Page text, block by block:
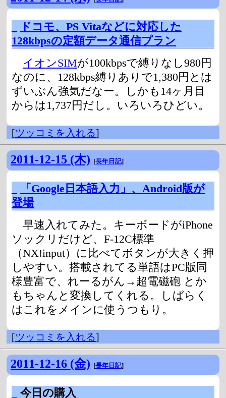
ドコモ、PS Vitaなどに対応した
128kbpsの定額データ通信プラン
イオンSIMが100kbpsで縛りなし980円
なのに、128kbps縛りありで1,380円とは
ずいぶん強気だなー。しかも14ヶ月目
からは1,737円だし。いろいろひどい。
[ツッコミを入れる]
2011-12-15 (木) [長年日記]
「Google日本語入力」、Android版が
登場
早速入れてみた。キーボードがiPhone
ソックリだけど、F-12C標準
（NX!input）に比べてボタンが大きく押
しやすい。搭載されてる単語はPC版同
様豊富で、れーるがん→超電磁砲 とか
もちゃんと変換してくれる。しばらく
はこれをメインに使うつもり。
[ツッコミを入れる]
2011-12-16 (金) [長年日記]
今日の購入